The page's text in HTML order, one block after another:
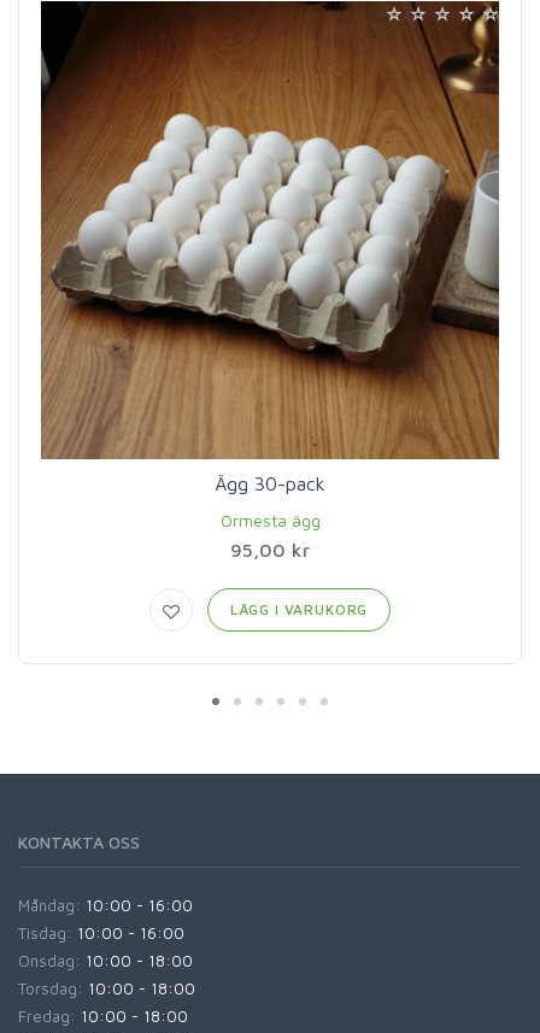
Ägg 30-pack
Ormesta ägg
95,00 kr
LÄGG I VARUKORG
KONTAKTA OSS
Måndag: 10:00 - 16:00
Tisdag: 10:00 - 16:00
Onsdag: 10:00 - 18:00
Torsdag: 10:00 - 18:00
Fredag: 10:00 - 18:00